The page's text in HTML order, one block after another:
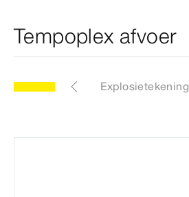
Tempoplex afvoer
Artikelen Explosietekening